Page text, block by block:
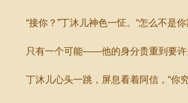
“接你？”丁沐儿神色一怔。“怎么不是你
只有一个可能——他的身分贵重到要许
丁沐儿心头一跳，屏息看着阿信，“你